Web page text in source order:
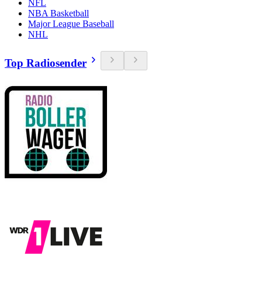
NFL
NBA Basketball
Major League Baseball
NHL
Top Radiosender